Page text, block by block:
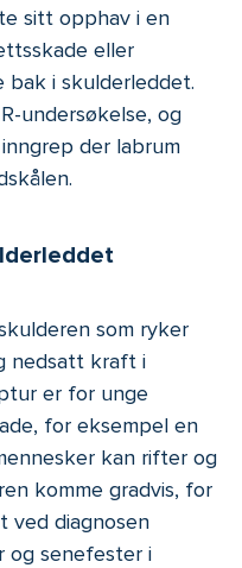
sitt opphav i en
eller
bak i skulderleddet.
undersøkelse, og
der labrum
som ryker
nedsatt kraft i
er for unge
for eksempel en
kan rifter og
komme gradvis, for
ved diagnosen
og senefester i